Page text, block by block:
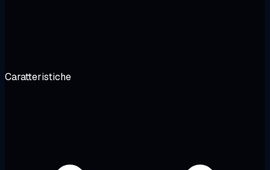
Caratteristiche